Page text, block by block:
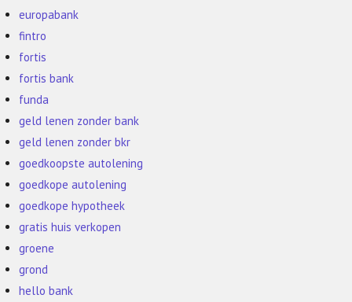
europabank
fintro
fortis
fortis bank
funda
geld lenen zonder bank
geld lenen zonder bkr
goedkoopste autolening
goedkope autolening
goedkope hypotheek
gratis huis verkopen
groene
grond
hello bank